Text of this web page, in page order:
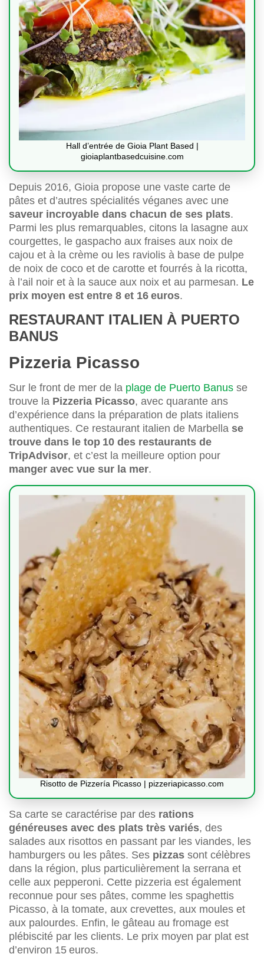
Hall d’entrée de Gioia Plant Based |
gioiaplantbasedcuisine.com
Depuis 2016, Gioia propose une vaste carte de
pâtes et d’autres spécialités véganes avec une
saveur incroyable dans chacun de ses plats.
Parmi les plus remarquables, citons la lasagne aux
courgettes, le gaspacho aux fraises aux noix de
cajou et à la crème ou les raviolis à base de pulpe
de noix de coco et de carotte et fourrés à la ricotta,
à l’ail noir et à la sauce aux noix et au parmesan. Le
prix moyen est entre 8 et 16 euros.
RESTAURANT ITALIEN À PUERTO
BANUS
Pizzeria Picasso
Sur le front de mer de la plage de Puerto Banus se
trouve la Pizzeria Picasso, avec quarante ans
d’expérience dans la préparation de plats italiens
authentiques. Ce restaurant italien de Marbella se
trouve dans le top 10 des restaurants de
TripAdvisor, et c’est la meilleure option pour
manger avec vue sur la mer.
Risotto de Pizzería Picasso | pizzeriapicasso.com
Sa carte se caractérise par des rations
généreuses avec des plats très variés, des
salades aux risottos en passant par les viandes, les
hamburgers ou les pâtes. Ses pizzas sont célèbres
dans la région, plus particulièrement la serrana et
celle aux pepperoni. Cette pizzeria est également
reconnue pour ses pâtes, comme les spaghettis
Picasso, à la tomate, aux crevettes, aux moules et
aux palourdes. Enfin, le gâteau au fromage est
plébiscité par les clients. Le prix moyen par plat est
d’environ 15 euros.